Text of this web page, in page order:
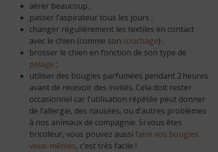
aérer beaucoup ;
passer l’aspirateur tous les jours ;
changer régulièrement les textiles en contact
avec le chien (comme son couchage) ;
brosser le chien en fonction de son type de
pelage ;
utiliser des bougies parfumées pendant 2 heures
avant de recevoir des invités. Cela doit rester
occasionnel car l’utilisation répétée peut donner
de l’allergie, des nausées, ou d’autres problèmes
à nos animaux de compagnie. Si vous êtes
bricoleur, vous pouvez aussi faire vos bougies
vous-mêmes, c’est très facile !